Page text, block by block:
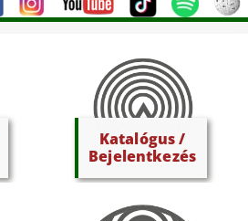
Katalógus /
Bejelentkezés